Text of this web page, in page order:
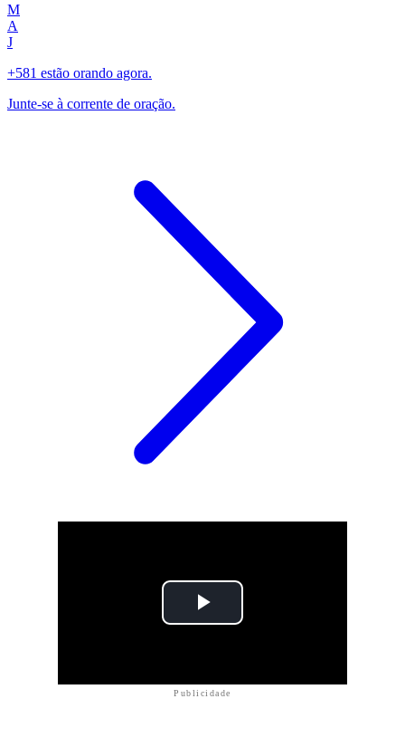
M
A
J
+581 estão orando agora.
Junte-se à corrente de oração.
Publicidade